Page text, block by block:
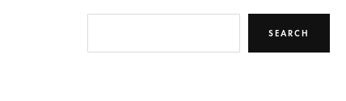
SEARCH